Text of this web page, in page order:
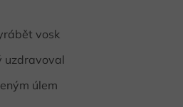
vosk
uzdravoval
úlem